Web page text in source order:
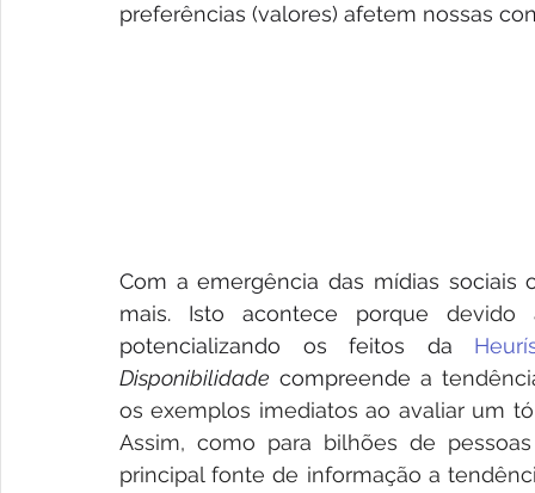
preferências (valores) afetem nossas
Com a emergência das mídias sociais
mais. Isto acontece porque devido
potencializando os feitos da
Disponibilidade compreende a
os exemplos imediatos ao avaliar um
Assim, como para bilhões de
principal fonte de informação a